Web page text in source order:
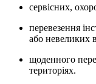
сервісних,
перевезення
або невеликих
щоденного
територіях.